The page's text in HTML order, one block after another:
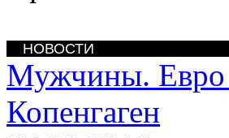
НОВОСТИ
Мужчины. Евро
Копенгаген